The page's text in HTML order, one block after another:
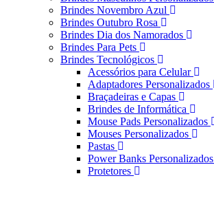
Brindes Novembro Azul
Brindes Outubro Rosa
Brindes Dia dos Namorados
Brindes Para Pets
Brindes Tecnológicos
Acessórios para Celular
Adaptadores Personalizados
Braçadeiras e Capas
Brindes de Informática
Mouse Pads Personalizados
Mouses Personalizados
Pastas
Power Banks Personalizados
Protetores